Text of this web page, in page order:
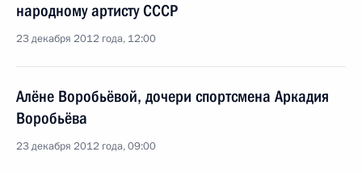
народному артисту СССР
23 декабря 2012 года, 12:00
Алёне Воробьёвой, дочери спортсмена Аркадия
Воробьёва
23 декабря 2012 года, 09:00